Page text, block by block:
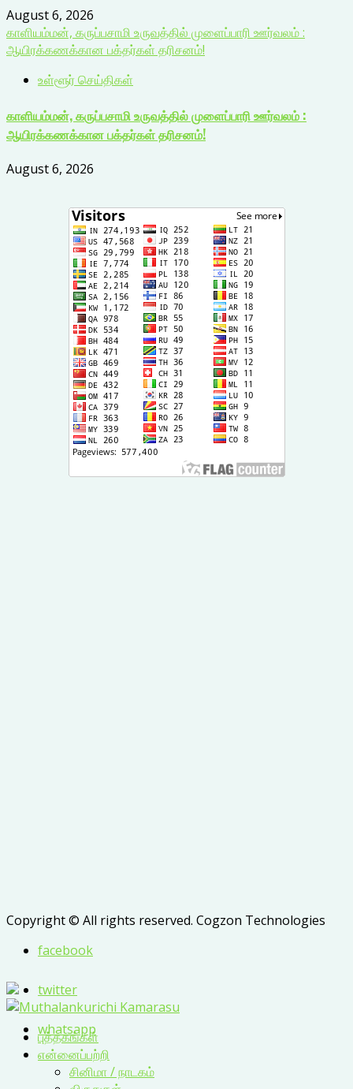
August 6, 2026
காளியம்மன், கருப்பசாமி உருவத்தில் முளைப்பாரி ஊர்வலம் :
ஆயிரக்கணக்கான பக்தர்கள் தரிசனம்!
உள்ளூர் செய்திகள்
காளியம்மன், கருப்பசாமி உருவத்தில் முளைப்பாரி ஊர்வலம் :
ஆயிரக்கணக்கான பக்தர்கள் தரிசனம்!
August 6, 2026
Copyright © All rights reserved. Cogzon Technologies
facebook
twitter
whatsapp
புத்தகங்கள்
என்னைப்பற்றி
சினிமா / நாடகம்